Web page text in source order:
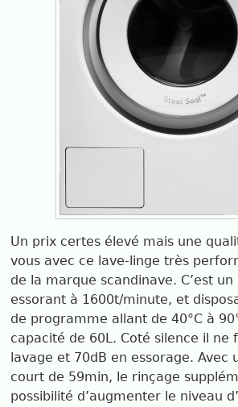
Un prix certes élevé mais une
vous avec ce lave-linge très
de la marque scandinave. C’est
essorant à 1600t/minute, et
de programme allant de 40°C à
capacité de 60L. Coté silence il ne
lavage et 70dB en essorage. Avec
court de 59min, le rinçage
possibilité d’augmenter le niveau